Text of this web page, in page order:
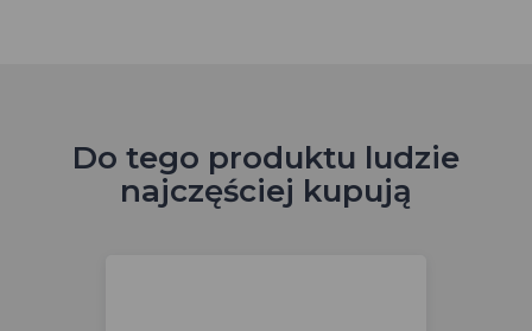
Do tego produktu ludzie
najczęściej kupują